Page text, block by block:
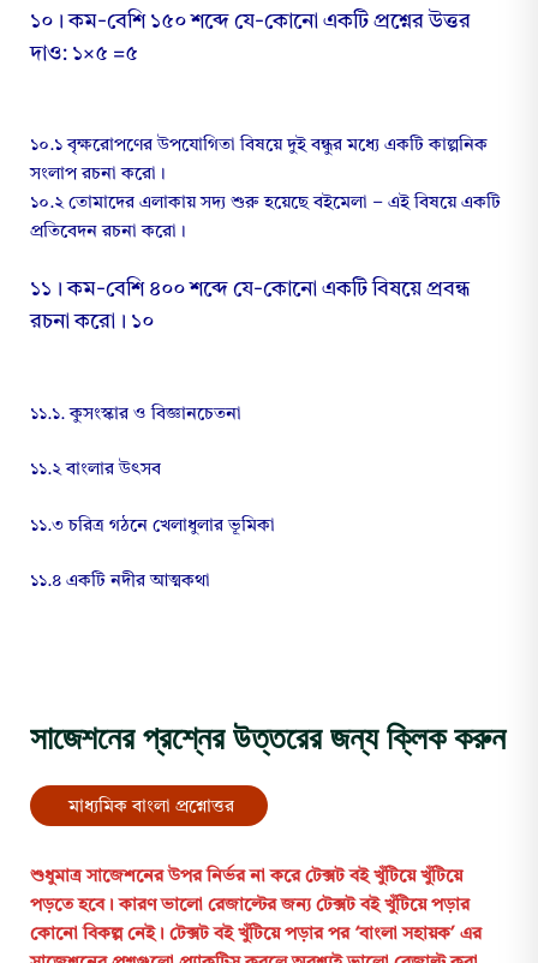
১০। কম-বেশি ১৫০ শব্দে যে-কোনো একটি প্রশ্নের উত্তর
দাও: ১×৫ =৫
১০.১ বৃক্ষরোপণের উপযোগিতা বিষয়ে দুই বন্ধুর মধ্যে একটি কাল্পনিক
সংলাপ রচনা করো।
১০.২ তোমাদের এলাকায় সদ্য শুরু হয়েছে বইমেলা – এই বিষয়ে একটি
প্রতিবেদন রচনা করো।
১১। কম-বেশি ৪০০ শব্দে যে-কোনো একটি বিষয়ে প্রবন্ধ
রচনা করো। ১০
১১.১. কুসংস্কার ও বিজ্ঞানচেতনা
১১.২ বাংলার উৎসব
১১.৩ চরিত্র গঠনে খেলাধুলার ভূমিকা
১১.৪ একটি নদীর আত্মকথা
সাজেশনের প্রশ্নের উত্তরের জন্য ক্লিক করুন
মাধ্যমিক বাংলা প্রশ্নোত্তর
শুধুমাত্র সাজেশনের উপর নির্ভর না করে টেক্সট বই খুঁটিয়ে খুঁটিয়ে
পড়তে হবে। কারণ ভালো রেজাল্টের জন্য টেক্সট বই খুঁটিয়ে পড়ার
কোনো বিকল্প নেই। টেক্সট বই খুঁটিয়ে পড়ার পর ‘বাংলা সহায়ক’ এর